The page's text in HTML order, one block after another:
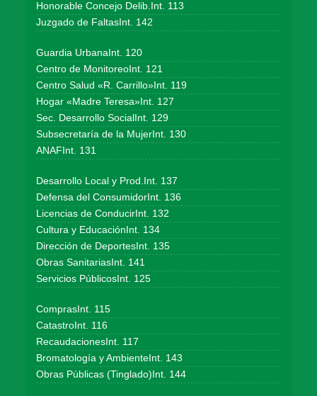
Honorable Concejo Delib.Int. 113
Juzgado de FaltasInt. 142
Guardia UrbanaInt. 120
Centro de MonitoreoInt. 121
Centro Salud «R. Carrillo»Int. 119
Hogar «Madre Teresa»Int. 127
Sec. Desarrollo SocialInt. 129
Subsecretaría de la MujerInt. 130
ANAFInt. 131
Desarrollo Local y Prod.Int. 137
Defensa del ConsumidorInt. 136
Licencias de ConducirInt. 132
Cultura y EducaciónInt. 134
Dirección de DeportesInt. 135
Obras SanitariasInt. 141
Servicios PúblicosInt. 125
ComprasInt. 115
CatastroInt. 116
RecaudacionesInt. 117
Bromatología y AmbienteInt. 143
Obras Públicas (Tinglado)Int. 144